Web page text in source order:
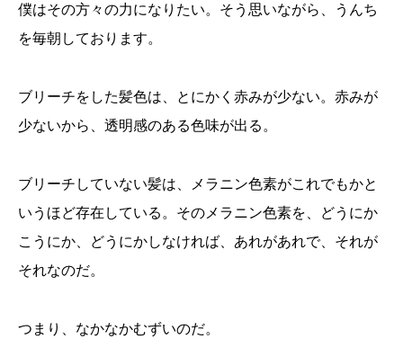
僕はその方々の力になりたい。そう思いながら、うんち
を毎朝しております。
ブリーチをした髪色は、とにかく赤みが少ない。赤みが
少ないから、透明感のある色味が出る。
ブリーチしていない髪は、メラニン色素がこれでもかと
いうほど存在している。そのメラニン色素を、どうにか
こうにか、どうにかしなければ、あれがあれで、それが
それなのだ。
つまり、なかなかむずいのだ。